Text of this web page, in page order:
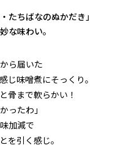
たちばなのぬかだき」
な味わい。
ら届いた
じ味噌煮にそっくり。
骨まで軟らかい！
ったわ」
加減で
を引く感じ。